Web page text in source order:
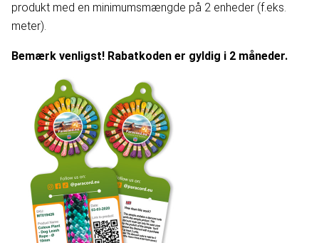
produkt med en minimumsmængde på 2 enheder (f.eks.
meter).
Bemærk venligst! Rabatkoden er gyldig i 2 måneder.